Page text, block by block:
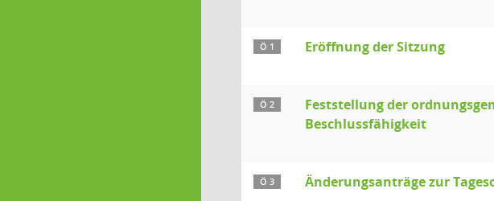
Ö 1 Eröffnung der Sitzung
Ö 2
Feststellung der
Beschlussfähigkeit
Ö 3 Änderungsanträge zur